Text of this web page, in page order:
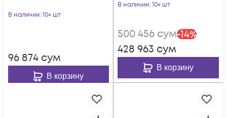
В наличии: 10+ шт
96 874 сум
В корзину
В наличии: 10+ шт
500 456 сум-14%
428 963 сум
В корзину